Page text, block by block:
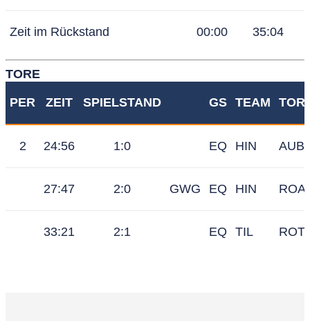
Zeit im Rückstand 00:00 35:04
TORE
PER ZEIT SPIELSTAND GS TEAM
2 24:56 1:0 EQ HIN
27:47 2:0 GWG EQ HIN
33:21 2:1 EQ TIL